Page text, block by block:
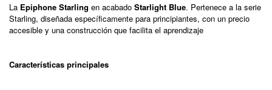
La Epiphone Starling en acabado Starlight Blue. Pertenece a la serie
Starling, diseñada específicamente para principiantes, con un precio
accesible y una construcción que facilita el aprendizaje
Características principales